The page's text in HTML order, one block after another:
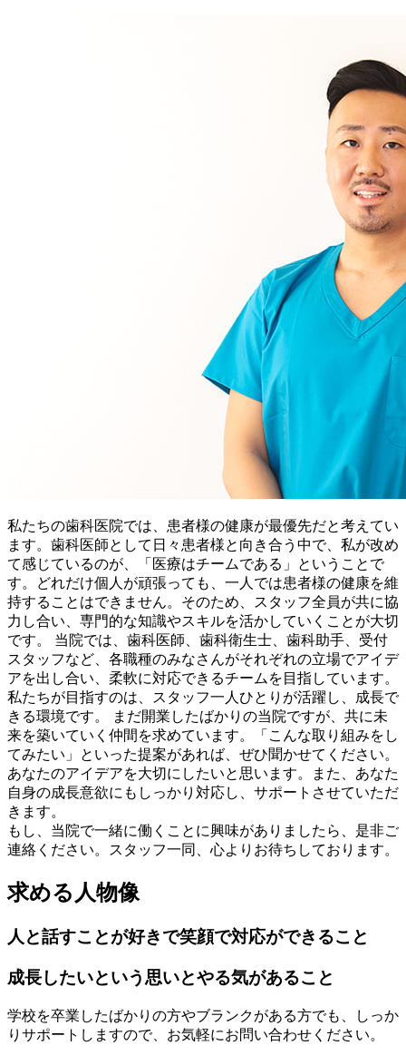
私たちの歯科医院では、患者様の健康が最優先だと考えてい
ます。歯科医師として日々患者様と向き合う中で、私が改め
て感じているのが、「医療はチームである」ということで
す。どれだけ個人が頑張っても、一人では患者様の健康を維
持することはできません。そのため、スタッフ全員が共に協
力し合い、専門的な知識やスキルを活かしていくことが大切
です。 当院では、歯科医師、歯科衛生士、歯科助手、受付
スタッフなど、各職種のみなさんがそれぞれの立場でアイデ
アを出し合い、柔軟に対応できるチームを目指しています。
私たちが目指すのは、スタッフ一人ひとりが活躍し、成長で
きる環境です。 まだ開業したばかりの当院ですが、共に未
来を築いていく仲間を求めています。「こんな取り組みをし
てみたい」といった提案があれば、ぜひ聞かせてください。
あなたのアイデアを大切にしたいと思います。また、あなた
自身の成長意欲にもしっかり対応し、サポートさせていただ
きます。
もし、当院で一緒に働くことに興味がありましたら、是非ご
連絡ください。スタッフ一同、心よりお待ちしております。
求める人物像
人と話すことが好きで笑顔で対応ができること
成長したいという思いとやる気があること
学校を卒業したばかりの方やブランクがある方でも、しっか
りサポートしますので、お気軽にお問い合わせください。